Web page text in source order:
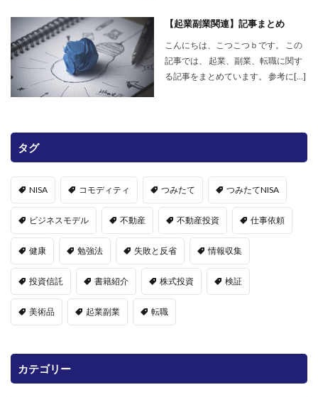
【起業副業関連】記事まとめ
こんにちは、こつこつｂです。 この
記事では、 起業、副業、転職に関す
る記事をまとめています。 参考に[…]
タグ
NISA コモディティ つみたて つみたてNISA
ビジネスモデル 不動産 不動産投資 仕事依頼
健康 勉強法 失敗と反省 情報収集
投資信託 書籍紹介 株式投資 検証
美術品 起業副業 転職
カテゴリー